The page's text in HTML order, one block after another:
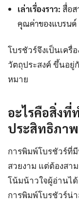
เล่าเรื่องราว: สื่อส
คุณค่าของแบรนด์
โบรชัวร์จึงเป็นเค
วัตถุประสงค์ ขึ้นอยู่
หมาย
อะไรคือสิ่งที่
ประสิทธิภา
การพิมพ์โบรชัวร์ที่
สวยงาม แต่ต้องสา
โน้มน้าวใจผู้อ่านไ
การพิมพ์โบรชัวร์น่